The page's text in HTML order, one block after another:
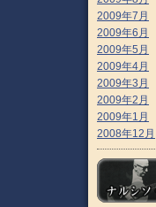
2009年7月
2009年6月
2009年5月
2009年4月
2009年3月
2009年2月
2009年1月
2008年12月